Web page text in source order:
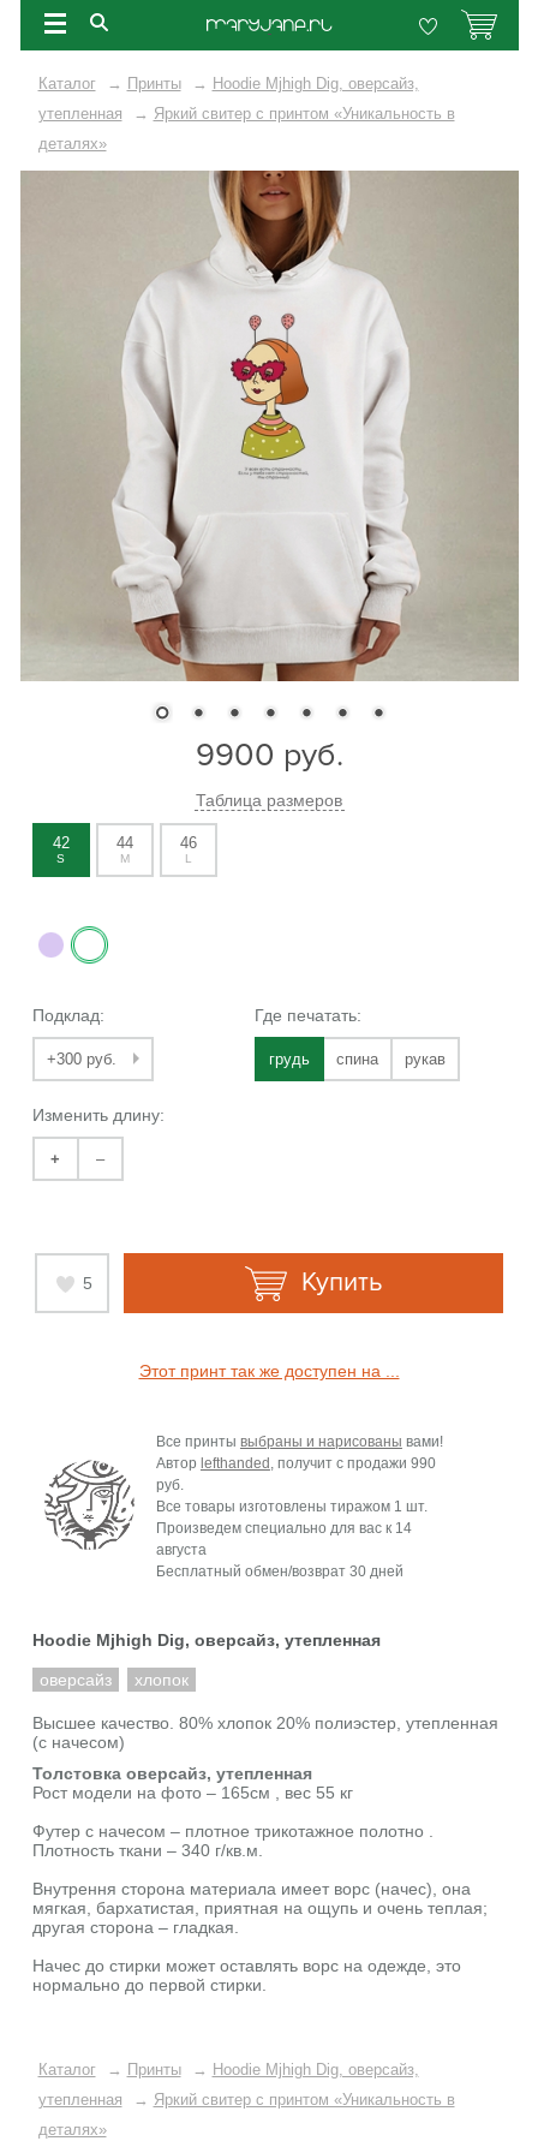
Каталог → Принты → Hoodie Mjhigh Dig, оверсайз,
утепленная
→ Яркий свитер с принтом «Уникальность в
деталях»
9900 руб.
Таблица размеров
42
S
44
M
46
L
Подклад:
+300 руб.
Где печатать:
грудь спина рукав
Изменить длину:
+ –
5 Купить
Этот принт так же доступен на ...
Все принты выбраны и нарисованы вами!
Автор lefthanded , получит с продажи 990
руб.
Все товары изготовлены тиражом 1 шт.
Произведем специально для вас к 14
августа
Бесплатный обмен/возврат 30 дней
Hoodie Mjhigh Dig, оверсайз, утепленная
оверсайз хлопок
Высшее качество. 80% хлопок 20% полиэстер, утепленная
(с начесом)
Толстовка оверсайз, утепленная
Рост модели на фото – 165см , вес 55 кг
Футер с начесом – плотное трикотажное полотно .
Плотность ткани – 340 г/кв.м.
Внутрення сторона материала имеет ворс (начес), она
мягкая, бархатистая, приятная на ощупь и очень теплая;
другая сторона – гладкая.
Начес до стирки может оставлять ворс на одежде, это
нормально до первой стирки.
Каталог → Принты → Hoodie Mjhigh Dig, оверсайз,
утепленная
→ Яркий свитер с принтом «Уникальность в
деталях»